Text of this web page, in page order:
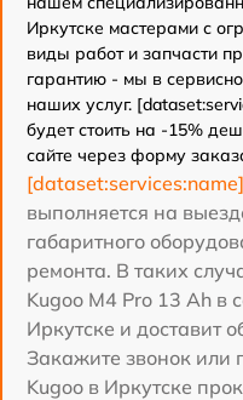
Иркутске мастерами с
виды работ и запчасти
гарантию - мы в
наших услуг.
будет стоить на -15%
сайте через форму
выполняется на
габаритного
ремонта. В таких
Kugoo M4 Pro 13 Ah в
Иркутске и доставит
Закажите звонок или
Kugoo в Иркутске